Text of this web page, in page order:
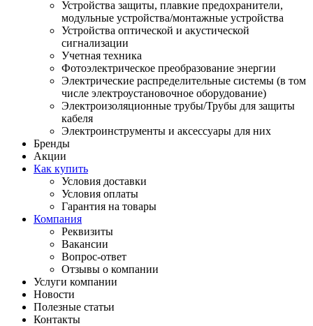
Устройства защиты, плавкие предохранители,
модульные устройства/монтажные устройства
Устройства оптической и акустической
сигнализации
Учетная техника
Фотоэлектрическое преобразование энергии
Электрические распределительные системы (в том
числе электроустановочное оборудование)
Электроизоляционные трубы/Трубы для защиты
кабеля
Электроинструменты и аксессуары для них
Бренды
Акции
Как купить
Условия доставки
Условия оплаты
Гарантия на товары
Компания
Реквизиты
Вакансии
Вопрос-ответ
Отзывы о компании
Услуги компании
Новости
Полезные статьи
Контакты